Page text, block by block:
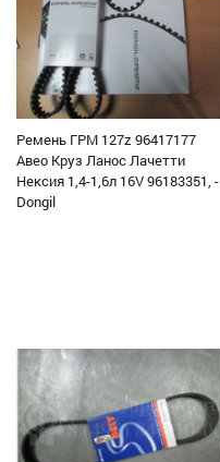
Ремень ГРМ 127z 96417177
Авео Круз Ланос Лачетти
Нексия 1,4-1,6л 16V 96183351, -
Dongil